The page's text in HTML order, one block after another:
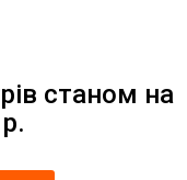
станом на